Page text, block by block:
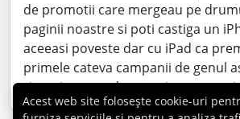
de promotii care mergeau pe
paginii noastre si poti castiga un
aceeasi poveste dar cu iPad ca
primele cateva campanii de genul
zis ca-i un trend prost si am
Acest web site folosește cookie-uri